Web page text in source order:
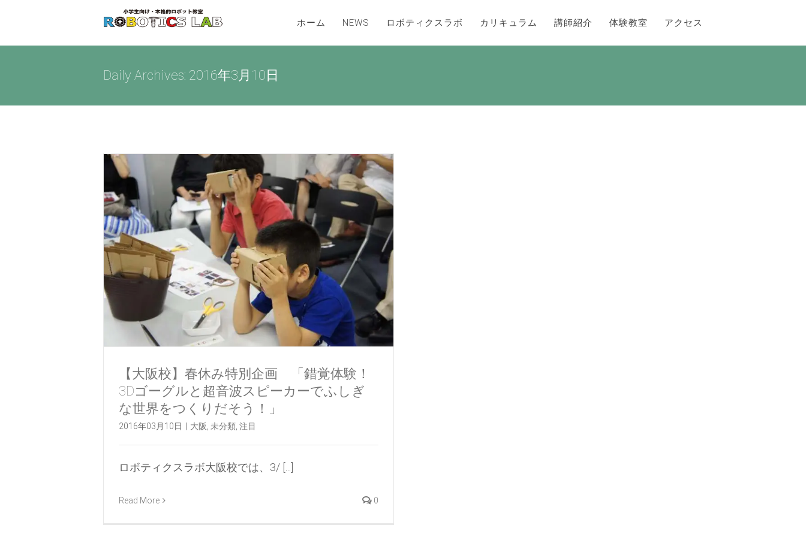
ホーム NEWS ロボティクスラボ カリキュラム 講師紹介 体験教室 アクセス
Daily Archives: 2016年3月10日
【大阪校】春休み特別企画 「錯覚体験！
3Dゴーグルと超音波スピーカーでふしぎ
な世界をつくりだそう！」
2016年03月10日 大阪, 未分類, 注目
ロボティクスラボ大阪校では、3/ [...]
Read More 0